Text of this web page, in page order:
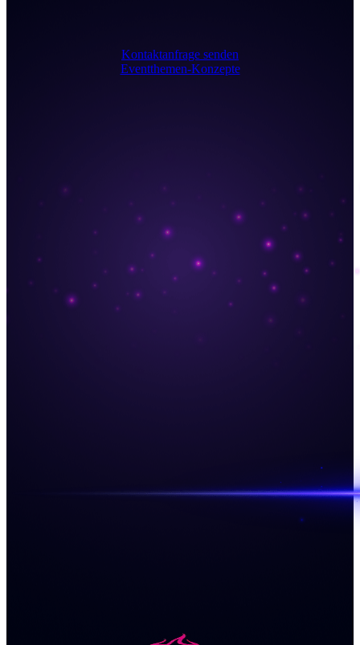
Kontaktanfrage senden
Eventthemen-Konzepte